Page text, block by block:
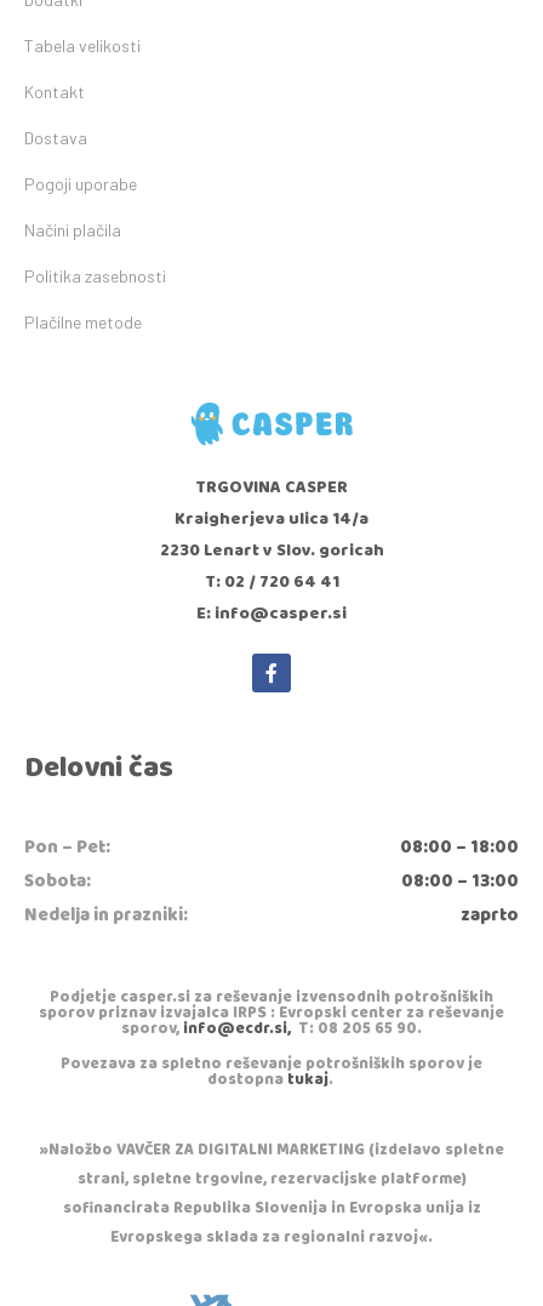
Tabela velikosti
Kontakt
Dostava
Pogoji uporabe
Načini plačila
Politika zasebnosti
Plačilne metode
TRGOVINA CASPER
Kraigherjeva ulica 14/a
2230 Lenart v Slov. goricah
T: 02 / 720 64 41
E: info@casper.si
Delovni čas
Pon – Pet:
08:00 – 18:00
Sobota:
08:00 – 13:00
Nedelja in prazniki:
zaprto
Podjetje casper.si za reševanje izvensodnih potrošniških
sporov priznav izvajalca IRPS : Evropski center za reševanje
sporov,info@ecdr.si, T: 08 205 65 90.
Povezava za spletno reševanje potrošniških sporov je
dostopnatukaj.
»Naložbo VAVČER ZA DIGITALNI MARKETING (izdelavo spletne
strani, spletne trgovine, rezervacijske platforme)
sofinancirata Republika Slovenija in Evropska unija iz
Evropskega sklada za regionalni razvoj«.